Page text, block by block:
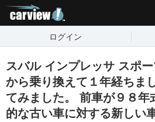
ログイン
スバル インプレッサ スポ
から乗り換えて１年経ちま
てみました。 前車が９８年
的な古い車に対する新しい